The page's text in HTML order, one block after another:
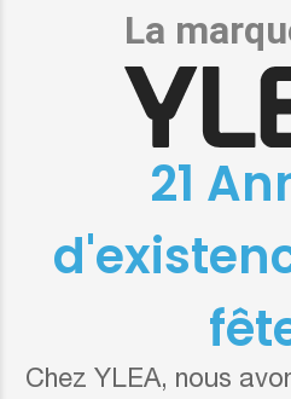
21
Chez YLEA, nous